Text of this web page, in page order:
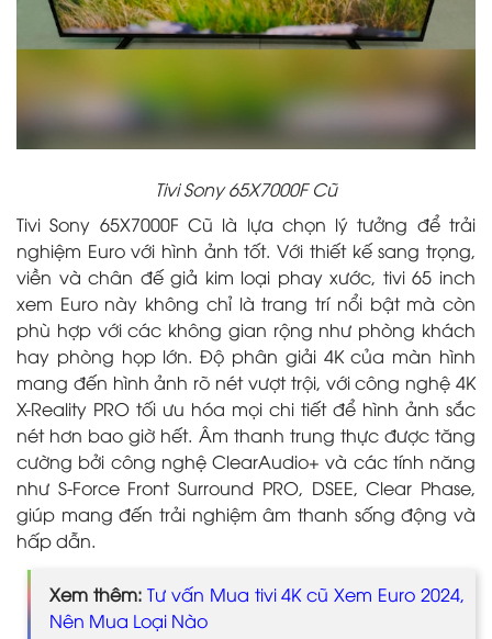
Tivi Sony 65X7000F Cũ
Tivi Sony 65X7000F Cũ là lựa chọn lý tưởng để trải
nghiệm Euro với hình ảnh tốt. Với thiết kế sang trọng,
viền và chân đế giả kim loại phay xước, tivi 65 inch
xem Euro này không chỉ là trang trí nổi bật mà còn
phù hợp với các không gian rộng như phòng khách
hay phòng họp lớn. Độ phân giải 4K của màn hình
mang đến hình ảnh rõ nét vượt trội, với công nghệ 4K
X-Reality PRO tối ưu hóa mọi chi tiết để hình ảnh sắc
nét hơn bao giờ hết. Âm thanh trung thực được tăng
cường bởi công nghệ ClearAudio+ và các tính năng
như S-Force Front Surround PRO, DSEE, Clear Phase,
giúp mang đến trải nghiệm âm thanh sống động và
hấp dẫn.
Xem thêm: Tư vấn Mua tivi 4K cũ Xem Euro 2024,
Nên Mua Loại Nào